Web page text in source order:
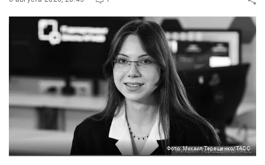
Фото: Михаил Терещенко/ТАСС